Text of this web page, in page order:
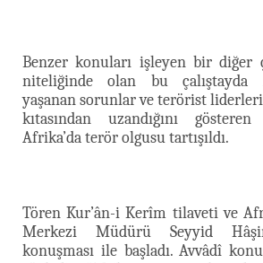
Benzer konuları işleyen bir diğer
niteliğinde olan bu çalıştayda
yaşanan sorunlar ve terörist
kıtasından uzandığını
Afrika’da terör olgusu tartışıldı.
Tören Kur’ân-i Kerîm tilaveti ve
Merkezi Müdürü Seyyid
konuşması ile başladı. Avvâdî